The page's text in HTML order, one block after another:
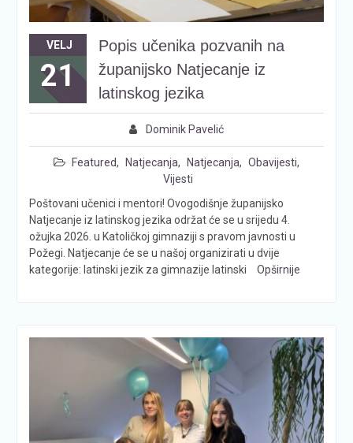
VELJ
21
Popis učenika pozvanih na
županijsko Natjecanje iz
latinskog jezika
Dominik Pavelić
Featured, Natjecanja, Natjecanja, Obavijesti,
Vijesti
Poštovani učenici i mentori! Ovogodišnje županijsko
Natjecanje iz latinskog jezika održat će se u srijedu 4.
ožujka 2026. u Katoličkoj gimnaziji s pravom javnosti u
Požegi. Natjecanje će se u našoj organizirati u dvije
kategorije: latinski jezik za gimnazije latinski
Opširnije